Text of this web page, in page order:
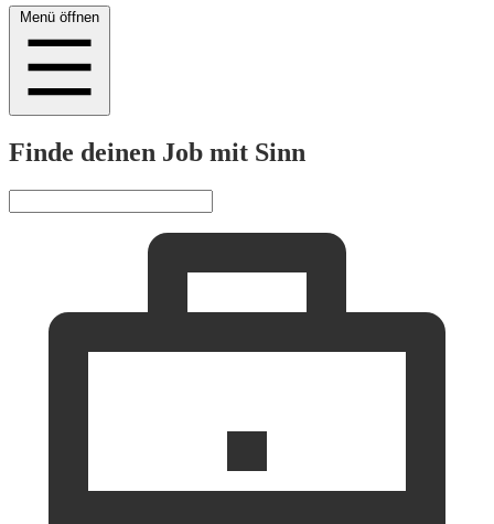
Menü öffnen
Finde deinen Job mit Sinn